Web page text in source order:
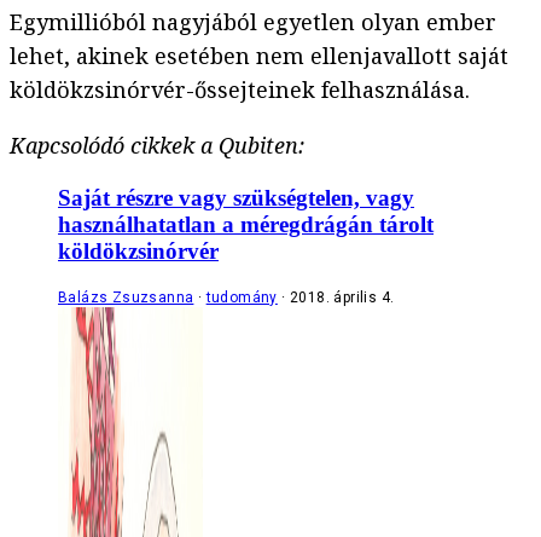
Egymillióból nagyjából egyetlen olyan ember
lehet, akinek esetében nem ellenjavallott saját
köldökzsinórvér-őssejteinek felhasználása.
Kapcsolódó cikkek a Qubiten:
Saját részre vagy szükségtelen, vagy
használhatatlan a méregdrágán tárolt
köldökzsinórvér
Balázs Zsuzsanna tudomány 2018. április 4.